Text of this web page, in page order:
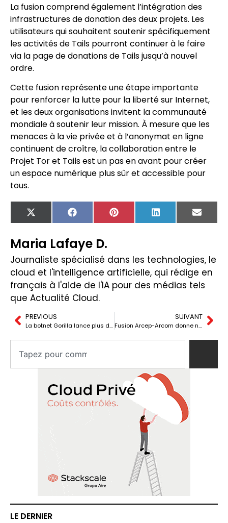
La fusion comprend également l’intégration des
infrastructures de donation des deux projets. Les
utilisateurs qui souhaitent soutenir spécifiquement
les activités de Tails pourront continuer à le faire
via la page de donations de Tails jusqu’à nouvel
ordre.
Cette fusion représente une étape importante
pour renforcer la lutte pour la liberté sur Internet,
et les deux organisations invitent la communauté
mondiale à soutenir leur mission. À mesure que les
menaces à la vie privée et à l’anonymat en ligne
continuent de croître, la collaboration entre le
Projet Tor et Tails est un pas en avant pour créer
un espace numérique plus sûr et accessible pour
tous.
X
(Twitter)
FacebookPinterest LinkedIn Email
Maria Lafaye D.
Journaliste spécialisé dans les technologies, le
cloud et l'intelligence artificielle, qui rédige en
français à l'aide de l'IA pour des médias tels
que Actualité Cloud.
PREVIOUS
La botnet Gorilla lance plus de 300 000 attaques DDoS dans 100 pays
SUIVANT
Fusion Arcep-Arcom donne naissance au nouveau Pôle Numérique
LE DERNIER